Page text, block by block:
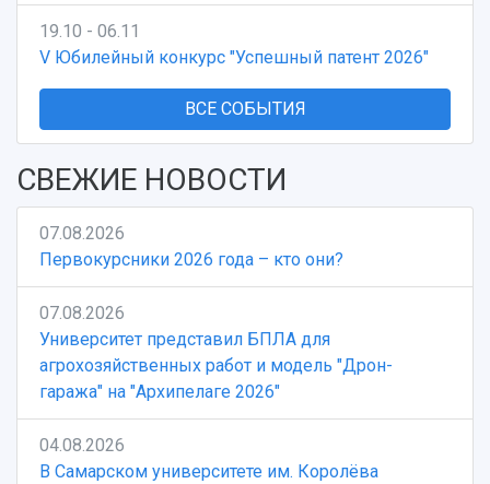
19.10 - 06.11
V Юбилейный конкурс "Успешный патент 2026"
ВСЕ СОБЫТИЯ
СВЕЖИЕ НОВОСТИ
07.08.2026
Первокурсники 2026 года – кто они?
07.08.2026
Университет представил БПЛА для
агрохозяйственных работ и модель "Дрон-
гаража" на "Архипелаге 2026"
04.08.2026
В Самарском университете им. Королёва